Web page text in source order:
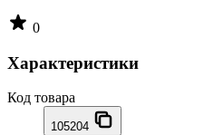
0
Характеристики
Код товара
105204